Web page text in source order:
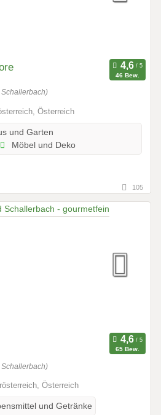
46 Bew.
Österreich
und Garten
Möbel und Deko
105
65 Bew.
Österreich
und Getränke